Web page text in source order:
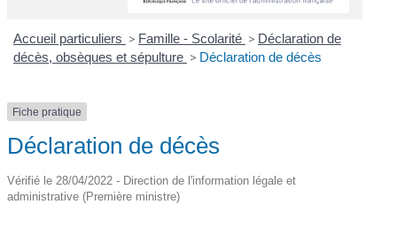
Accueil particuliers > Famille - Scolarité > Déclaration de
décès, obsèques et sépulture > Déclaration de décès
Fiche pratique
Déclaration de décès
Vérifié le 28/04/2022 - Direction de l'information légale et
administrative (Première ministre)